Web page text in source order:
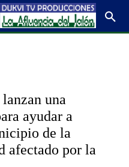
una
ayudar a
de la
afectado por la